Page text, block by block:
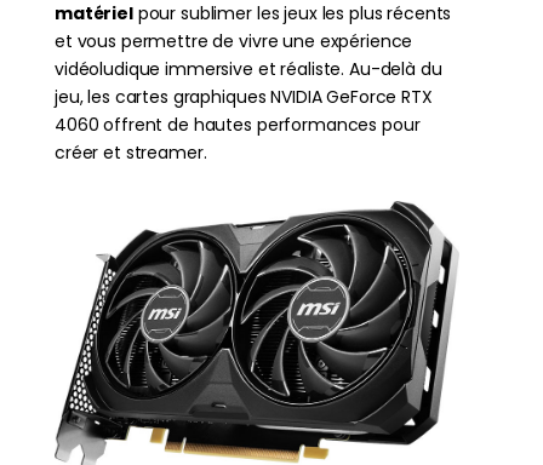
matérielpour sublimer les jeux les plus récents
et vous permettre de vivre une expérience
vidéoludique immersive et réaliste. Au-delà du
jeu, les cartes graphiques NVIDIA GeForce RTX
4060 offrent de hautes performances pour
créer et streamer.